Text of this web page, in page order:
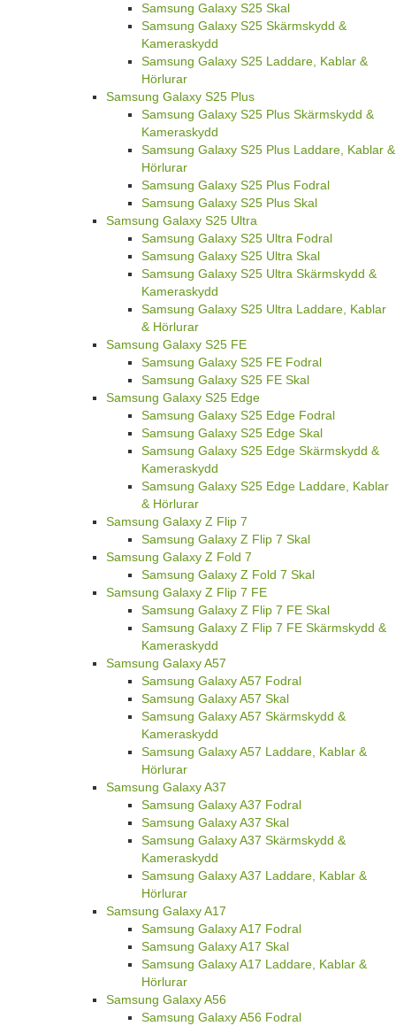
Samsung Galaxy S25 Skal
Samsung Galaxy S25 Skärmskydd &
Kameraskydd
Samsung Galaxy S25 Laddare, Kablar &
Hörlurar
Samsung Galaxy S25 Plus
Samsung Galaxy S25 Plus Skärmskydd &
Kameraskydd
Samsung Galaxy S25 Plus Laddare, Kablar &
Hörlurar
Samsung Galaxy S25 Plus Fodral
Samsung Galaxy S25 Plus Skal
Samsung Galaxy S25 Ultra
Samsung Galaxy S25 Ultra Fodral
Samsung Galaxy S25 Ultra Skal
Samsung Galaxy S25 Ultra Skärmskydd &
Kameraskydd
Samsung Galaxy S25 Ultra Laddare, Kablar
& Hörlurar
Samsung Galaxy S25 FE
Samsung Galaxy S25 FE Fodral
Samsung Galaxy S25 FE Skal
Samsung Galaxy S25 Edge
Samsung Galaxy S25 Edge Fodral
Samsung Galaxy S25 Edge Skal
Samsung Galaxy S25 Edge Skärmskydd &
Kameraskydd
Samsung Galaxy S25 Edge Laddare, Kablar
& Hörlurar
Samsung Galaxy Z Flip 7
Samsung Galaxy Z Flip 7 Skal
Samsung Galaxy Z Fold 7
Samsung Galaxy Z Fold 7 Skal
Samsung Galaxy Z Flip 7 FE
Samsung Galaxy Z Flip 7 FE Skal
Samsung Galaxy Z Flip 7 FE Skärmskydd &
Kameraskydd
Samsung Galaxy A57
Samsung Galaxy A57 Fodral
Samsung Galaxy A57 Skal
Samsung Galaxy A57 Skärmskydd &
Kameraskydd
Samsung Galaxy A57 Laddare, Kablar &
Hörlurar
Samsung Galaxy A37
Samsung Galaxy A37 Fodral
Samsung Galaxy A37 Skal
Samsung Galaxy A37 Skärmskydd &
Kameraskydd
Samsung Galaxy A37 Laddare, Kablar &
Hörlurar
Samsung Galaxy A17
Samsung Galaxy A17 Fodral
Samsung Galaxy A17 Skal
Samsung Galaxy A17 Laddare, Kablar &
Hörlurar
Samsung Galaxy A56
Samsung Galaxy A56 Fodral